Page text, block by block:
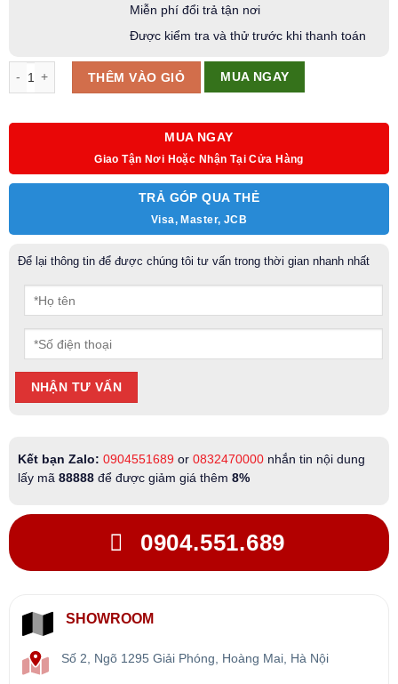
Miễn phí đổi trả tận nơi
Được kiểm tra và thử trước khi thanh toán
Thảm tập putting Golf PGM TL004 số lượng
THÊM VÀO GIỎ MUA NGAY
MUA NGAY
Giao Tận Nơi Hoặc Nhận Tại Cửa Hàng
TRẢ GÓP QUA THẺ
Visa, Master, JCB
Để lại thông tin để được chúng tôi tư vấn trong thời gian nhanh nhất
Kết bạn Zalo: 0904551689 or 0832470000nhắn tin nội dung
lấy mã 88888để được giảm giá thêm 8%
0904.551.689
SHOWROOM
Số 2, Ngõ 1295 Giải Phóng, Hoàng Mai, Hà Nội